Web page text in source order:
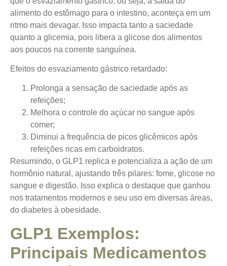
alimento do estômago para o intestino, aconteça em um
ritmo mais devagar. Isso impacta tanto a saciedade
quanto a glicemia, pois libera a glicose dos alimentos
aos poucos na corrente sanguínea.
Efeitos do esvaziamento gástrico retardado:
Prolonga a sensação de saciedade após as
refeições;
Melhora o controle do açúcar no sangue após
comer;
Diminui a frequência de picos glicêmicos após
refeições ricas em carboidratos.
Resumindo, o GLP1 replica e potencializa a ação de um
hormônio natural, ajustando três pilares: fome, glicose no
sangue e digestão. Isso explica o destaque que ganhou
nos tratamentos modernos e seu uso em diversas áreas,
do diabetes à obesidade.
GLP1 Exemplos:
Principais Medicamentos